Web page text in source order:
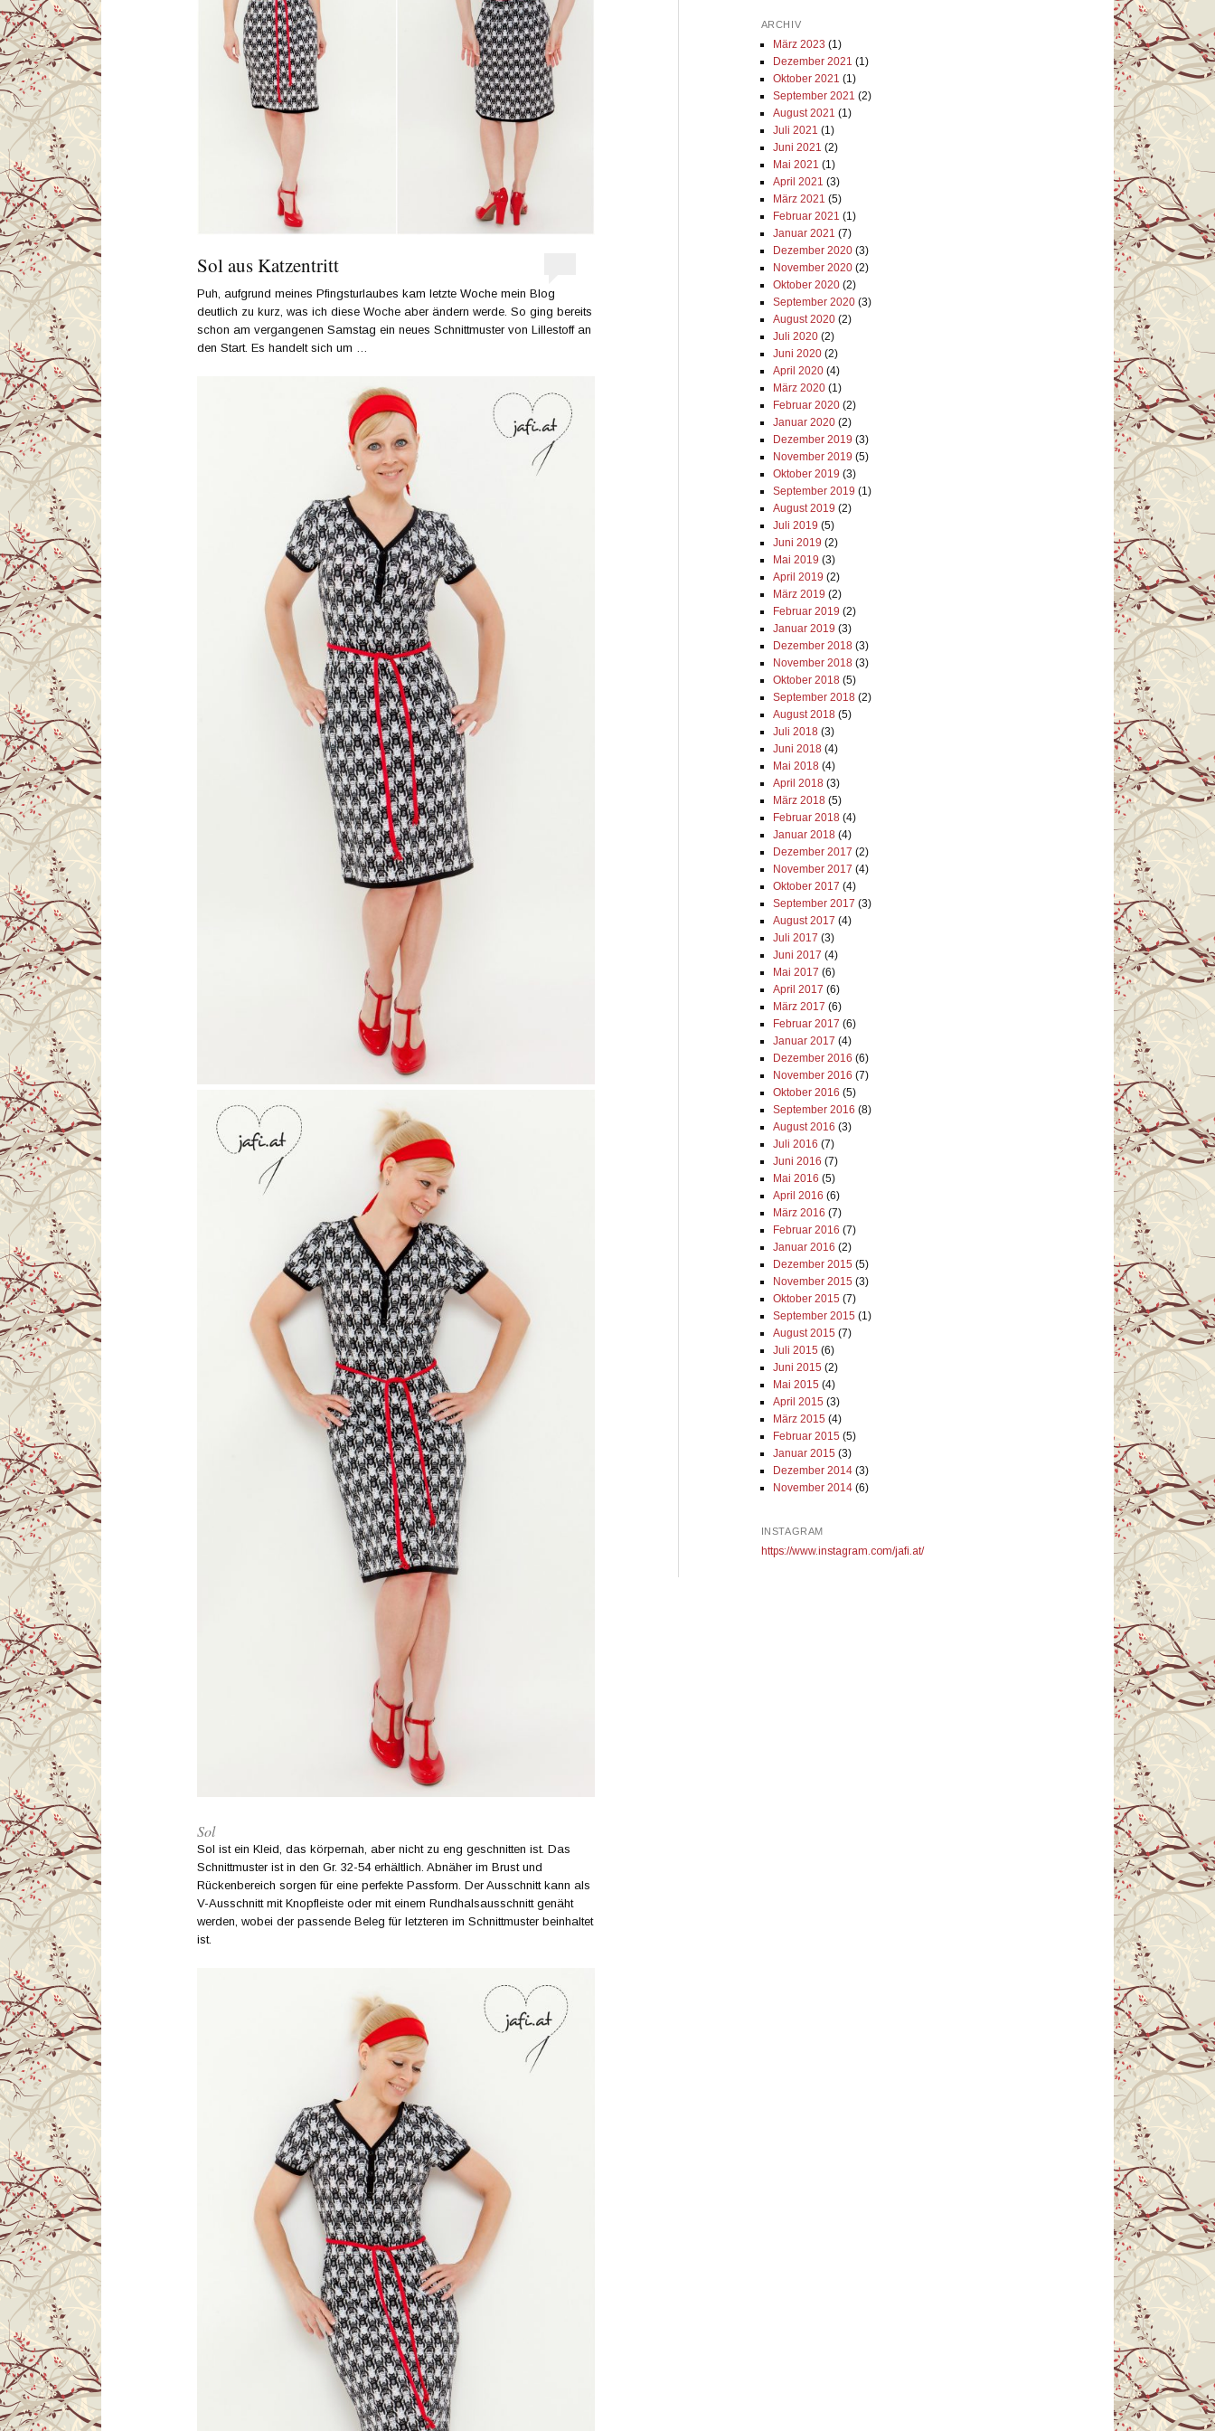
Sol aus Katzentritt
Puh, aufgrund meines Pfingsturlaubes kam letzte Woche mein Blog
deutlich zu kurz, was ich diese Woche aber ändern werde. So ging bereits
schon am vergangenen Samstag ein neues Schnittmuster von Lillestoff an
den Start. Es handelt sich um …
Sol
Sol ist ein Kleid, das körpernah, aber nicht zu eng geschnitten ist. Das
Schnittmuster ist in den Gr. 32-54 erhältlich. Abnäher im Brust und
Rückenbereich sorgen für eine perfekte Passform. Der Ausschnitt kann als
V-Ausschnitt mit Knopfleiste oder mit einem Rundhalsausschnitt genäht
werden, wobei der passende Beleg für letzteren im Schnittmuster beinhaltet
ist.
ARCHIV
März 2023 (1)
Dezember 2021 (1)
Oktober 2021 (1)
September 2021 (2)
August 2021 (1)
Juli 2021 (1)
Juni 2021 (2)
Mai 2021 (1)
April 2021 (3)
März 2021 (5)
Februar 2021 (1)
Januar 2021 (7)
Dezember 2020(3)
November 2020(2)
Oktober 2020(2)
September 2020(3)
August 2020(2)
Juli 2020(2)
Juni 2020(2)
April 2020(4)
März 2020(1)
Februar 2020(2)
Januar 2020(2)
Dezember 2019 (3)
November 2019 (5)
Oktober 2019 (3)
September 2019 (1)
August 2019 (2)
Juli 2019 (5)
Juni 2019 (2)
Mai 2019 (3)
April 2019 (2)
März 2019 (2)
Februar 2019 (2)
Januar 2019 (3)
Dezember 2018(3)
November 2018(3)
Oktober 2018(5)
September 2018(2)
August 2018(5)
Juli 2018(3)
Juni 2018(4)
Mai 2018(4)
April 2018(3)
März 2018(5)
Februar 2018(4)
Januar 2018(4)
Dezember 2017 (2)
November 2017 (4)
Oktober 2017 (4)
September 2017 (3)
August 2017 (4)
Juli 2017 (3)
Juni 2017 (4)
Mai 2017 (6)
April 2017 (6)
März 2017 (6)
Februar 2017 (6)
Januar 2017 (4)
Dezember 2016 (6)
November 2016 (7)
Oktober 2016 (5)
September 2016 (8)
August 2016 (3)
Juli 2016 (7)
Juni 2016 (7)
Mai 2016 (5)
April 2016 (6)
März 2016 (7)
Februar 2016 (7)
Januar 2016 (2)
Dezember 2015 (5)
November 2015 (3)
Oktober 2015 (7)
September 2015 (1)
August 2015 (7)
Juli 2015 (6)
Juni 2015 (2)
Mai 2015 (4)
April 2015 (3)
März 2015 (4)
Februar 2015 (5)
Januar 2015 (3)
Dezember 2014(3)
November 2014(6)
INSTAGRAM
https://www.instagram.com/jafi.at/